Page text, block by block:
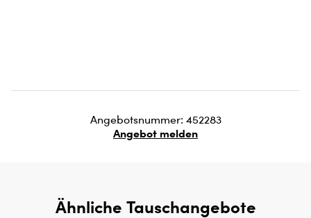
Angebotsnummer: 452283
Angebot melden
Ähnliche Tauschangebote